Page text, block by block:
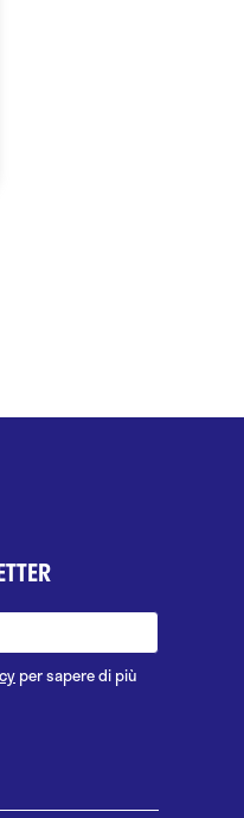
per sapere di più